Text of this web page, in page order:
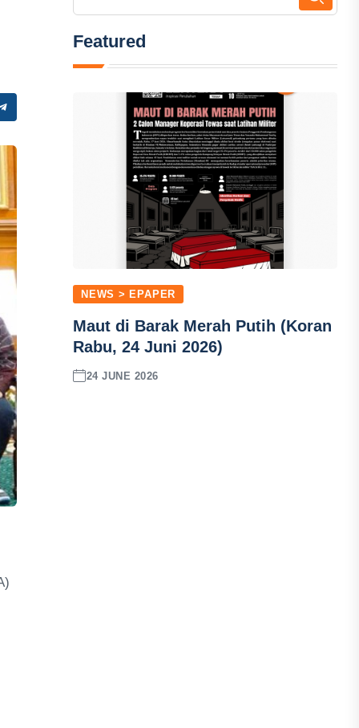
Featured
NEWS > EPAPER
Maut di Barak Merah Putih (Koran
Rabu, 24 Juni 2026)
24 JUNE 2026